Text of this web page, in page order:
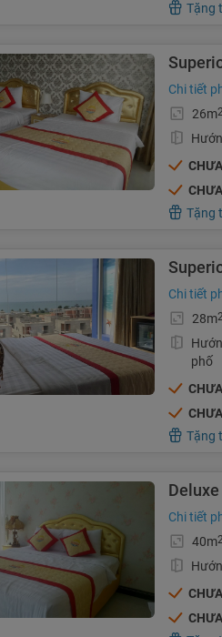
Tặng
Chi tiết
26m
CHƯA
CHƯA
Tặng
Chi tiết
28m
phố
CHƯA
CHƯA
Tặng
Chi tiết
40m
CHƯA
CHƯA